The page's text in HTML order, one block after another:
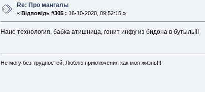
Re: Про мангалы
«Відповідь #305 : 16-10-2020, 09:52:15 »
Нано технология, бабка атишница, гонит инфу из бидона в бутыль!!!
Не могу без трудностей, Люблю приключения как моя жизнь!!!